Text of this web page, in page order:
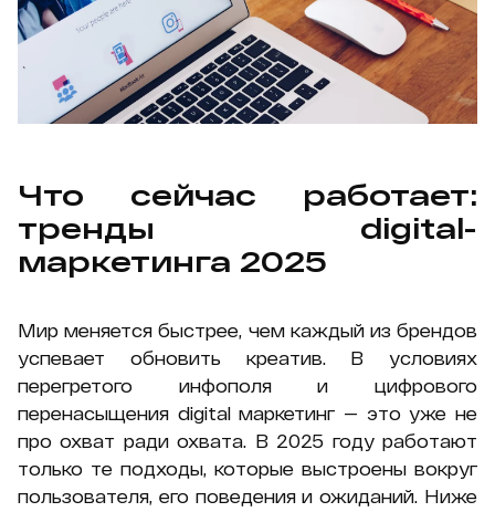
Что сейчас работает:
тренды digital-
маркетинга 2025
Мир меняется быстрее, чем каждый из брендов
успевает обновить креатив. В условиях
перегретого инфополя и цифрового
перенасыщения digital маркетинг — это уже не
про охват ради охвата. В 2025 году работают
только те подходы, которые выстроены вокруг
пользователя, его поведения и ожиданий. Ниже